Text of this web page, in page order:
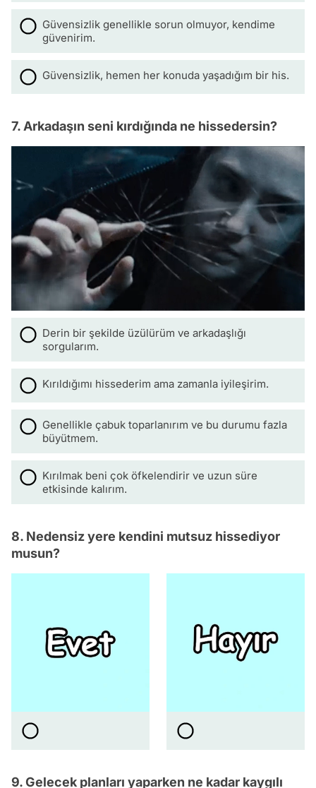
Güvensizlik genellikle sorun olmuyor, kendime
güvenirim.
Güvensizlik, hemen her konuda yaşadığım bir his.
7. Arkadaşın seni kırdığında ne hissedersin?
Derin bir şekilde üzülürüm ve arkadaşlığı
sorgularım.
Kırıldığımı hissederim ama zamanla iyileşirim.
Genellikle çabuk toparlanırım ve bu durumu fazla
büyütmem.
Kırılmak beni çok öfkelendirir ve uzun süre
etkisinde kalırım.
8. Nedensiz yere kendini mutsuz hissediyor
musun?
9. Gelecek planları yaparken ne kadar kaygılı